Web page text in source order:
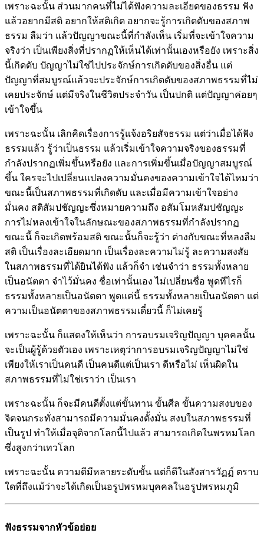
เพราะฉะนั้น ส่วนมากคนที่ไม่ได้ฟังความละเอียดของธรรม ฟัง
แล้วอยากมีสติ อยากให้สติเกิด อยากจะรู้การเกิดดับของสภาพ
ธรรม ลืมว่า แล้วปัญญาขณะนี้ที่กำลังเห็น เริ่มที่จะเข้าใจความ
จริงว่า เป็นเพียงสิ่งที่ปรากฏให้เห็นได้เท่านั้นเองหรือยัง เพราะสิ่ง
นี้เกิดดับ ปัญญาไม่ใช่ไปประจักษ์การเกิดดับของสิ่งอื่น แต่
ปัญญาที่สมบูรณ์แล้วจะประจักษ์การเกิดดับของสภาพธรรมที่ไม่
เคยประจักษ์ แต่มีจริงในชีวิตประจำวัน เป็นปกติ แต่ปัญญาค่อยๆ
เข้าใจขึ้น
เพราะฉะนั้น เลิกคิดเรื่องการรู้แจ้งอริยสัจธรรม แต่ว่าเมื่อได้ฟัง
ธรรมแล้ว รู้ว่าเป็นธรรม แล้วเริ่มเข้าใจความจริงของธรรมที่
กำลังปรากฏเพิ่มขึ้นหรือยัง และการเพิ่มขึ้นเมื่อปัญญาสมบูรณ์
ขึ้น ใครจะไปเปลี่ยนแปลงความมั่นคงของความเข้าใจได้ไหมว่า
ขณะนี้เป็นสภาพธรรมที่เกิดดับ และเมื่อมีความเข้าใจอย่าง
มั่นคง สติสัมปชัญญะซึ่งหมายความถึง อสัมโมหสัมปชัญญะ
การไม่หลงเข้าใจในลักษณะของสภาพธรรมที่กำลังปรากฏ
ขณะนี้ ก็จะเกิดพร้อมสติ ขณะนั้นก็จะรู้ว่า ต่างกับขณะที่หลงลืม
สติ เป็นเรื่องละเอียดมาก เป็นเรื่องละความไม่รู้ ละความสงสัย
ในสภาพธรรมที่ได้ยินได้ฟัง แล้วก็จำ เช่นจำว่า ธรรมทั้งหลาย
เป็นอนัตตา จำไว้มั่นคง ชื่อเท่านั้นเอง ไม่เปลี่ยนชื่อ พูดทีไรก็
ธรรมทั้งหลายเป็นอนัตตา พูดแค่นี้ ธรรมทั้งหลายเป็นอนัตตา แต่
ความเป็นอนัตตาของสภาพธรรมเดี๋ยวนี้ ก็ไม่เคยรู้
เพราะฉะนั้น ก็แสดงให้เห็นว่า การอบรมเจริญปัญญา บุคคลนั้น
จะเป็นผู้รู้ด้วยตัวเอง เพราะเหตุว่าการอบรมเจริญปัญญาไม่ใช่
เพียงให้เราเป็นคนดี เป็นคนดีแต่เป็นเรา ดีหรือไม่ เห็นผิดใน
สภาพธรรมที่ไม่ใช่เราว่า เป็นเรา
เพราะฉะนั้น ก็จะมีคนดีตั้งแต่ขั้นทาน ขั้นศีล ขั้นความสงบของ
จิตจนกระทั่งสามารถมีความมั่นคงตั้งมั่น สงบในสภาพธรรมที่
เป็นรูป ทำให้เมื่อจุติจากโลกนี้ไปแล้ว สามารถเกิดในพรหมโลก
ซึ่งสูงกว่าเทวโลก
เพราะฉะนั้น ความดีมีหลายระดับขั้น แต่ก็ดีในสังสารวัฏฏ์ ตราบ
ใดที่ถึงแม้ว่าจะได้เกิดเป็นอรูปพรหมบุคคลในอรูปพรหมภูมิ
ฟังธรรมจากหัวข้อย่อย